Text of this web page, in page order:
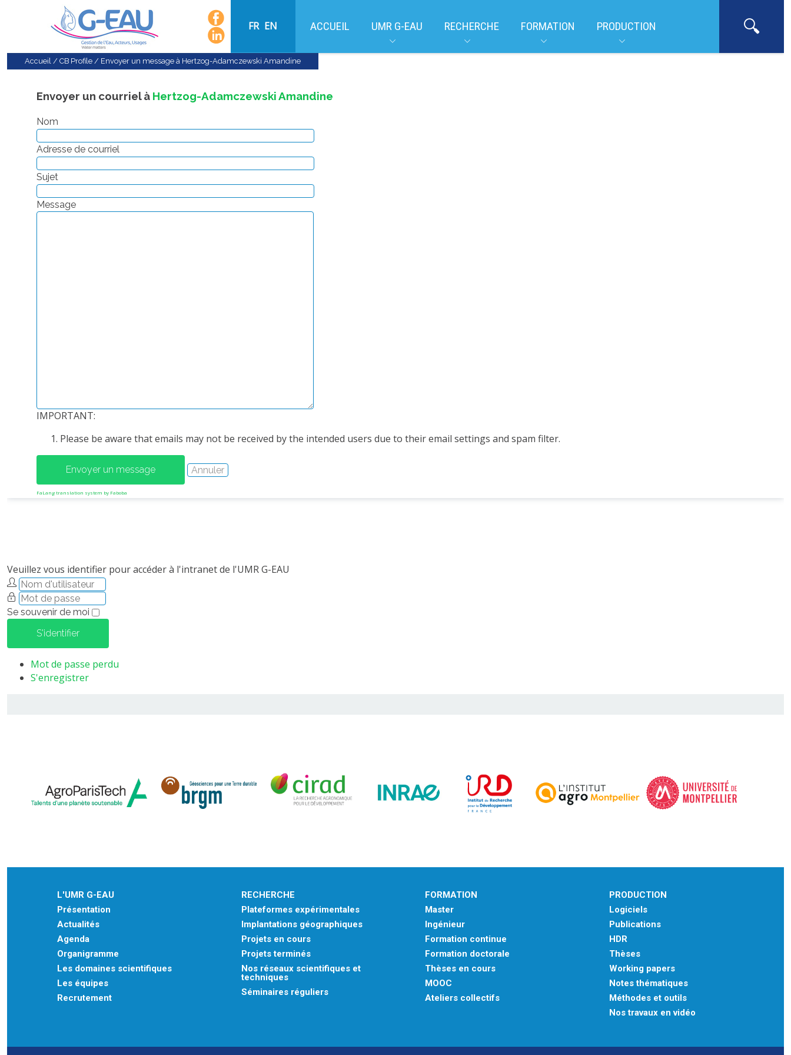
FR EN ACCUEIL UMR G-EAU RECHERCHE FORMATION PRODUCTION
Accueil / CB Profile / Envoyer un message à Hertzog-Adamczewski Amandine
Envoyer un courriel à Hertzog-Adamczewski Amandine
Nom
Adresse de courriel
Sujet
Message
IMPORTANT:
Please be aware that emails may not be received by the intended users due to their email settings and spam filter.
FaLang translation system by Faboba
Veuillez vous identifier pour accéder à l'intranet de l'UMR G-EAU
Se souvenir de moi
S'identifier
Mot de passe perdu
S'enregistrer
L'UMR G-EAU
Présentation
Actualités
Agenda
Organigramme
Les domaines scientifiques
Les équipes
Recrutement
RECHERCHE
Plateformes expérimentales
Implantations géographiques
Projets en cours
Projets terminés
Nos réseaux scientifiques et
techniques
Séminaires réguliers
FORMATION
Master
Ingénieur
Formation continue
Formation doctorale
Thèses en cours
MOOC
Ateliers collectifs
PRODUCTION
Logiciels
Publications
HDR
Thèses
Working papers
Notes thématiques
Méthodes et outils
Nos travaux en vidéo